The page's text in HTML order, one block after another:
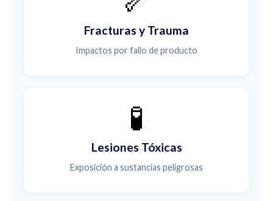
Fracturas y Trauma
Impactos por fallo de producto
🧪
Lesiones Tóxicas
Exposición a sustancias peligrosas